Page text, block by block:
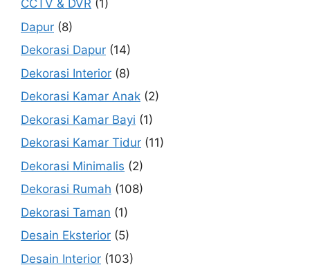
CCTV & DVR (1)
Dapur (8)
Dekorasi Dapur (14)
Dekorasi Interior (8)
Dekorasi Kamar Anak (2)
Dekorasi Kamar Bayi (1)
Dekorasi Kamar Tidur (11)
Dekorasi Minimalis (2)
Dekorasi Rumah (108)
Dekorasi Taman (1)
Desain Eksterior (5)
Desain Interior (103)